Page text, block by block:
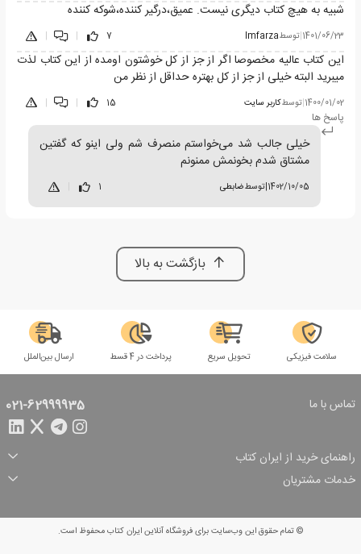
شبیه به هیچ کتاب دیگری نیست. عمیق،درگیر کننده،شوکه کننده
1401/06/23
|توسطImfarza
7
|
|
این کتاب عالیه مخصوصا اگر از جز از کل خوشتون اومده از این کتاب لذت
میبرید البته خیلی از جز از کل بهتره حداقل از نظر من
1400/01/02
|توسطکاربر سایت 15
|
|
پاسخ ها
خیلی جالب شد می‌خواستم منصرف شم ولی اینو که گفتین
مشتاق شدم بخونمش ممنونم
1402/10/05
|توسطضابطی 1
بازگشت به بالا
سلامت فیزیکی تحویل سریع پرداخت در 4 قسط ارسال بین‌الملل
تماس با ما 021-62999935
راهنمای خرید از ایران کتاب
ثبت سفارش
شرایط ارسال سفارش
شیوه پرداخت
تخفیف‌های خرید
خدمات مشتریان
© تمام حقوق این وب‌سایت برای فروشگاه آنلاین ایران کتاب محفوظ است.